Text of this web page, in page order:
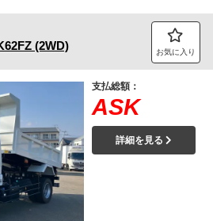
(2WD) お気に入り
支払総額：
ASK
詳細を見る